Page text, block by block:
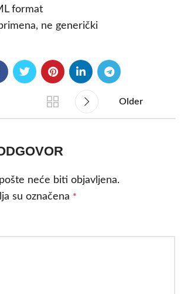
format
ne generički
Older
neće biti objavljena.
su označena *